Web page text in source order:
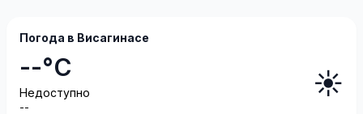
Погода в Висагинасе
--°C
Недоступно
--
☀️